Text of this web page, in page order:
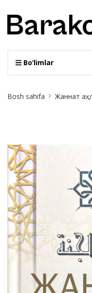
Bo‘limlar
Breadcrumb
Bosh sahifa Жаннат